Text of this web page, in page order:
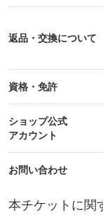
返品・交換について
資格・免許
ショップ公式
アカウント
お問い合わせ
本チケットに関